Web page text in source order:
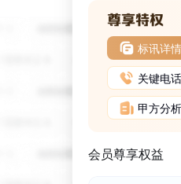
标讯详
关键电
甲方分
会员尊享权益